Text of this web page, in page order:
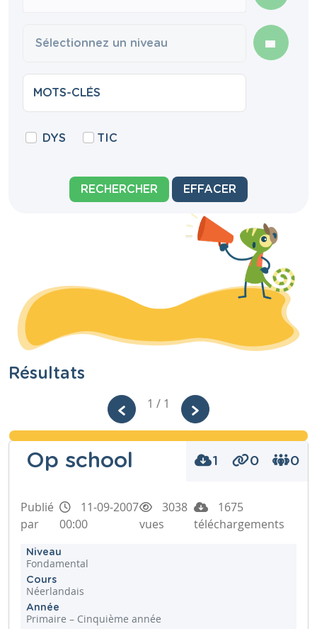
DYS TIC
RECHERCHER EFFACER
Résultats
1 / 1
Op school 1 0 0
Publié
par
11-09-2007
00:00
3038
vues
1675
téléchargements
Niveau
Fondamental
Cours
Néerlandais
Année
Primaire – Cinquième année